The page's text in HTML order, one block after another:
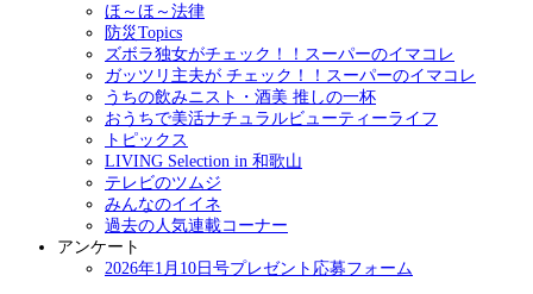
ほ～ほ～法律
防災Topics
ズボラ独女がチェック！！スーパーのイマコレ
ガッツリ主夫が チェック！！スーパーのイマコレ
うちの飲みニスト・酒美 推しの一杯
おうちで美活ナチュラルビューティーライフ
トピックス
LIVING Selection in 和歌山
テレビのツムジ
みんなのイイネ
過去の人気連載コーナー
アンケート
2026年1月10日号プレゼント応募フォーム